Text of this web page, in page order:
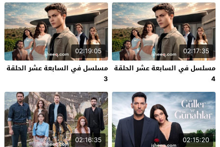
02:17:35
مسلسل في السابعة عشر الحلقة
4
02:19:05
مسلسل في السابعة عشر الحلقة
3
02:15:20
02:16:35